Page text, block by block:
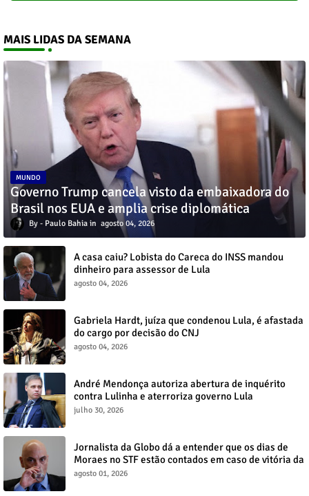
MAIS LIDAS DA SEMANA
MUNDO
Governo Trump cancela visto da embaixadora do
Brasil nos EUA e amplia crise diplomática
Paulo Bahia agosto 04, 2026
A casa caiu? Lobista do Careca do INSS mandou
dinheiro para assessor de Lula
agosto 04, 2026
Gabriela Hardt, juíza que condenou Lula, é afastada
do cargo por decisão do CNJ
agosto 04, 2026
André Mendonça autoriza abertura de inquérito
contra Lulinha e aterroriza governo Lula
julho 30, 2026
Jornalista da Globo dá a entender que os dias de
Moraes no STF estão contados em caso de vitória da
direita no Senado
agosto 01, 2026